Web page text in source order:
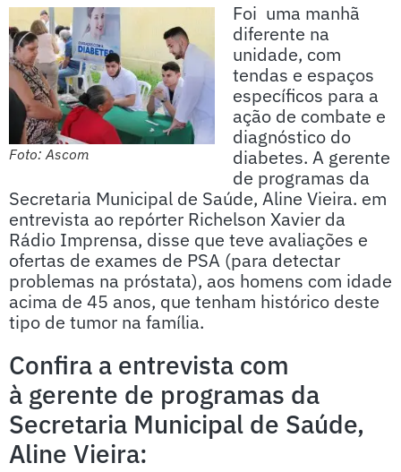
Foto: Ascom
Foi uma manhã
diferente na
unidade, com
tendas e espaços
específicos para a
ação de combate e
diagnóstico do
diabetes. A gerente
de programas da
Secretaria Municipal de Saúde, Aline Vieira. em
entrevista ao repórter Richelson Xavier da
Rádio Imprensa, disse que teve avaliações e
ofertas de exames de PSA (para detectar
problemas na próstata), aos homens com idade
acima de 45 anos, que tenham histórico deste
tipo de tumor na família.
Confira a entrevista com
à gerente de programas da
Secretaria Municipal de Saúde,
Aline Vieira: